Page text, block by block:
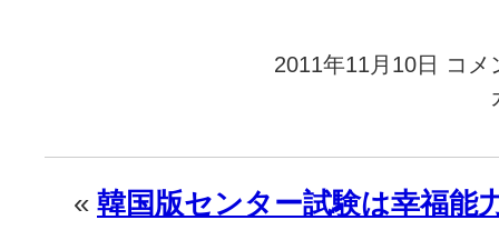
2011年11月10日
韓
行
が
コメ
« 韓国版センター試験は幸福能